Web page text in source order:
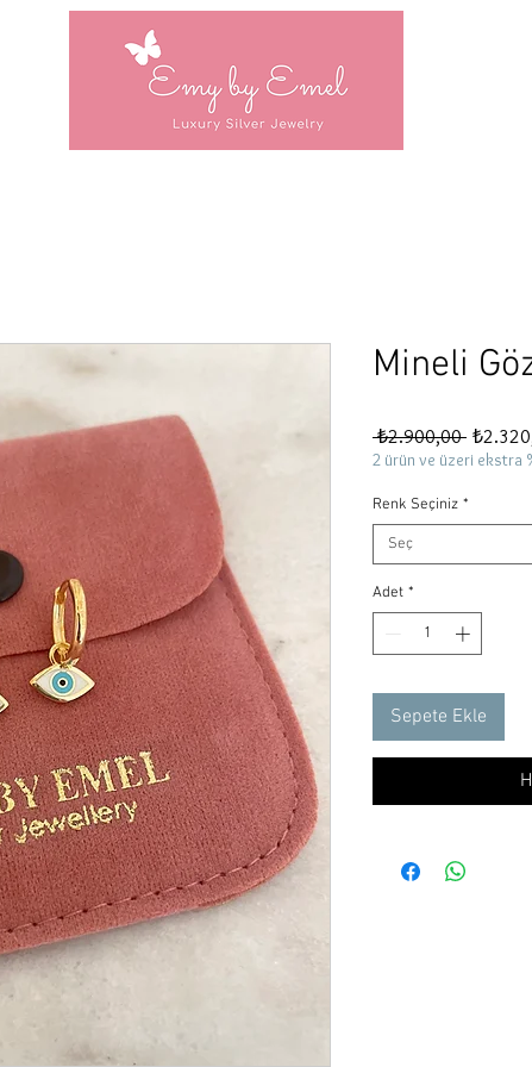
Mineli
₺2.900,00 Normal
Fiyat
2 ürün ve üzeri ekstra
Renk Seçiniz *
Seç
Adet *
Sepete Ekle